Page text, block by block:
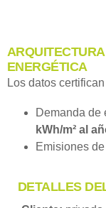
ENERGÉTICA
Los datos
Demanda de
kWh/m² al
Emisiones
DETALLES